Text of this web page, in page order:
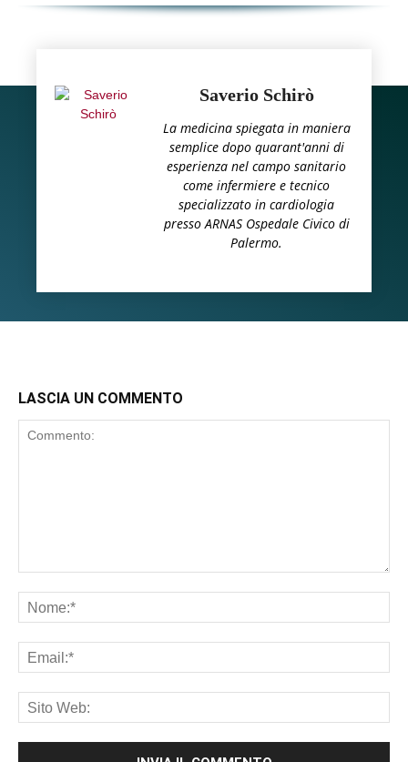
Saverio Schirò
La medicina spiegata in maniera
semplice dopo quarant'anni di
esperienza nel campo sanitario
come infermiere e tecnico
specializzato in cardiologia
presso ARNAS Ospedale Civico di
Palermo.
LASCIA UN COMMENTO